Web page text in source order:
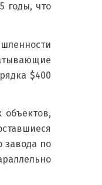
годы, что
$400
объектов,
завода по